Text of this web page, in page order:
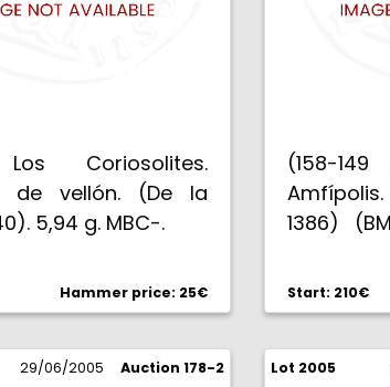
Coriosolites.
de vellón. (De la
5,94 g. MBC-.
Hammer price: 25€
(158-
1386)
Start: 210€
29/06/2005 Auction 178-2 Lot 2005